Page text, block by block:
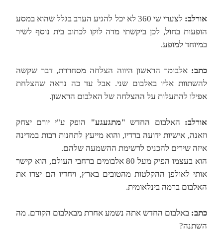
אורלב:
לצערי שי 360 לא יכל להגיע הערב בגלל שהוא במסע
הופעות בחול, לכן ביקשתי מדה לוקו לכתוב בית נוסף לשיר
במיוחד למופע.
כתב: אלבומך הראשון היווה הצלחה מסחררת, דבר שקשה
להשתוות אליו באלבום שני. אבל עד כה נראה שהצלחת
אפילו להתעלות על ההצלחה של האלבום הראשון.
אורלב: האלבום החדש "מתגעגע"
הופק ע"י יורם יצחק
וזאנה, אישיות ידועה ברדיו, והוא מייעץ לתחנות רבות במדינה
איזה שירים להכניס לרשימת ההשמעה שלהם.
הוא בעצמו הפיק מעל 80 אלבומים ברחבי העולם, הוא קישר
אותי לאולפן ההקלטות מהטובים בארץ, ויחדיו הם יצרו את
האלבום ברמה בינלאומית.
כתב: באלבום החדש אתה נשמע אחרת מבאלבום הקודם. מה
השתנה?